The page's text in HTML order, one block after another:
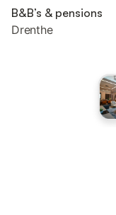
B&B’s & pensions
Drenthe